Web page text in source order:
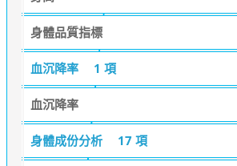
身體品質指標
血沉降率 1 項
血沉降率
身體成份分析 17 項